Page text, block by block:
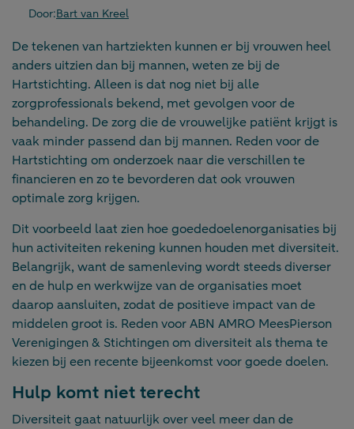
Door:Bart van Kreel
De tekenen van hartziekten kunnen er bij vrouwen heel
anders uitzien dan bij mannen, weten ze bij de
Hartstichting. Alleen is dat nog niet bij alle
zorgprofessionals bekend, met gevolgen voor de
behandeling. De zorg die de vrouwelijke patiënt krijgt is
vaak minder passend dan bij mannen. Reden voor de
Hartstichting om onderzoek naar die verschillen te
financieren en zo te bevorderen dat ook vrouwen
optimale zorg krijgen.
Dit voorbeeld laat zien hoe goededoelenorganisaties bij
hun activiteiten rekening kunnen houden met diversiteit.
Belangrijk, want de samenleving wordt steeds diverser
en de hulp en werkwijze van de organisaties moet
daarop aansluiten, zodat de positieve impact van de
middelen groot is. Reden voor ABN AMRO MeesPierson
Verenigingen & Stichtingen om diversiteit als thema te
kiezen bij een recente bijeenkomst voor goede doelen.
Hulp komt niet terecht
Diversiteit gaat natuurlijk over veel meer dan de